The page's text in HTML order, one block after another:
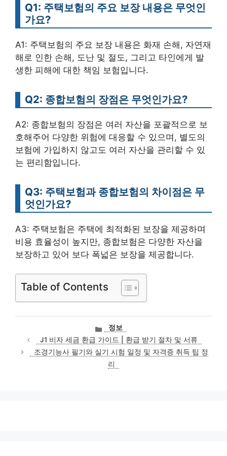
Q1: 주택보험의 주요 보장 내용은 무엇인
가요?
A1: 주택보험의 주요 보장 내용은 화재 손해, 자연재
해로 인한 손해, 도난 및 절도, 그리고 타인에게 발
생한 피해에 대한 책임 보험입니다.
Q2: 종합보험의 장점은 무엇인가요?
A2: 종합보험의 장점은 여러 자산을 포괄적으로 보
호해주어 다양한 위험에 대응할 수 있으며, 별도의
보험에 가입하지 않고도 여러 자산을 관리할 수 있
는 편리함입니다.
Q3: 주택보험과 종합보험의 차이점은 무
엇인가요?
A3: 주택보험은 주택에 최적화된 보장을 제공하며
비용 효율성이 높지만, 종합보험은 다양한 자산을
보장하고 있어 보다 폭넓은 보장을 제공합니다.
Table of Contents
카
테
고
리
정보
J1 비자 세금 환급 가이드 | 환급 받기 절차 및 서류
조경기능사 필기와 실기 시험 일정 및 자격증 취득 팁 정
리